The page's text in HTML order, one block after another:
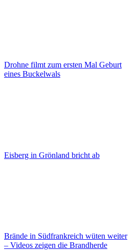
Drohne filmt zum ersten Mal Geburt
eines Buckelwals
Eisberg in Grönland bricht ab
Brände in Südfrankreich wüten weiter
– Videos zeigen die Brandherde